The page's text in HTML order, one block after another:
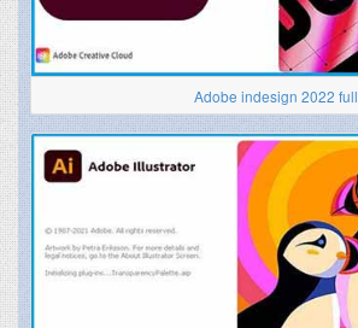
Adobe indesign 2022 full